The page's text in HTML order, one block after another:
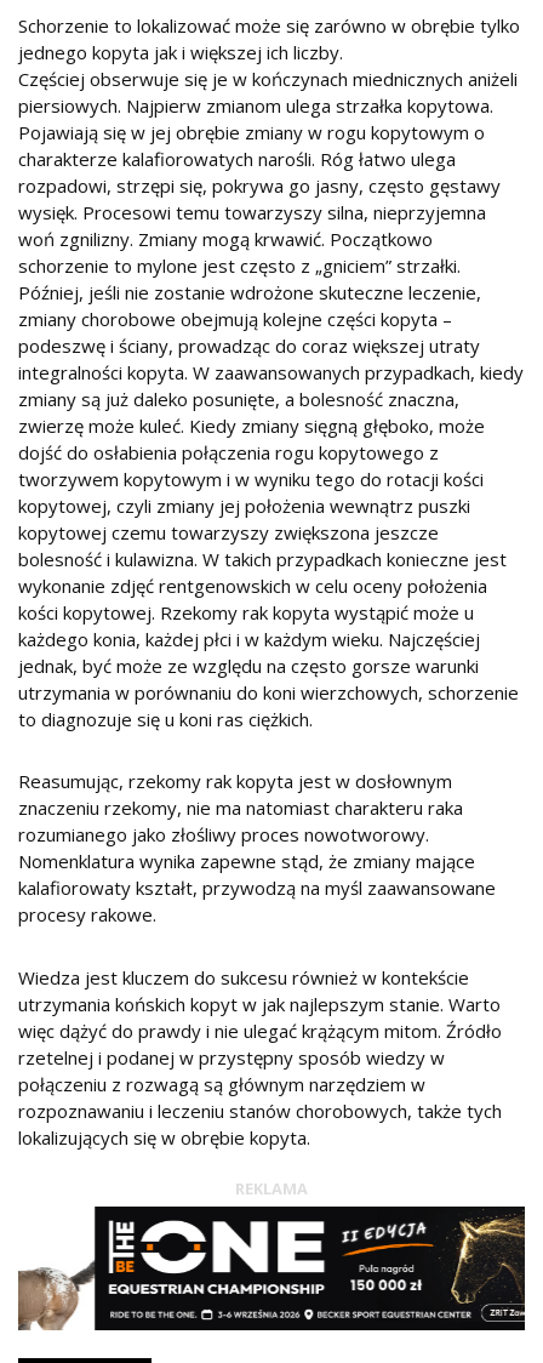
Schorzenie to lokalizować może się zarówno w obrębie tylko
jednego kopyta jak i większej ich liczby.
Częściej obserwuje się je w kończynach miednicznych aniżeli
piersiowych. Najpierw zmianom ulega strzałka kopytowa.
Pojawiają się w jej obrębie zmiany w rogu kopytowym o
charakterze kalafiorowatych narośli. Róg łatwo ulega
rozpadowi, strzępi się, pokrywa go jasny, często gęstawy
wysięk. Procesowi temu towarzyszy silna, nieprzyjemna
woń zgnilizny. Zmiany mogą krwawić. Początkowo
schorzenie to mylone jest często z „gniciem” strzałki.
Później, jeśli nie zostanie wdrożone skuteczne leczenie,
zmiany chorobowe obejmują kolejne części kopyta –
podeszwę i ściany, prowadząc do coraz większej utraty
integralności kopyta. W zaawansowanych przypadkach, kiedy
zmiany są już daleko posunięte, a bolesność znaczna,
zwierzę może kuleć. Kiedy zmiany sięgną głęboko, może
dojść do osłabienia połączenia rogu kopytowego z
tworzywem kopytowym i w wyniku tego do rotacji kości
kopytowej, czyli zmiany jej położenia wewnątrz puszki
kopytowej czemu towarzyszy zwiększona jeszcze
bolesność i kulawizna. W takich przypadkach konieczne jest
wykonanie zdjęć rentgenowskich w celu oceny położenia
kości kopytowej. Rzekomy rak kopyta wystąpić może u
każdego konia, każdej płci i w każdym wieku. Najczęściej
jednak, być może ze względu na często gorsze warunki
utrzymania w porównaniu do koni wierzchowych, schorzenie
to diagnozuje się u koni ras ciężkich.
Reasumując, rzekomy rak kopyta jest w dosłownym
znaczeniu rzekomy, nie ma natomiast charakteru raka
rozumianego jako złośliwy proces nowotworowy.
Nomenklatura wynika zapewne stąd, że zmiany mające
kalafiorowaty kształt, przywodzą na myśl zaawansowane
procesy rakowe.
Wiedza jest kluczem do sukcesu również w kontekście
utrzymania końskich kopyt w jak najlepszym stanie. Warto
więc dążyć do prawdy i nie ulegać krążącym mitom. Źródło
rzetelnej i podanej w przystępny sposób wiedzy w
połączeniu z rozwagą są głównym narzędziem w
rozpoznawaniu i leczeniu stanów chorobowych, także tych
lokalizujących się w obrębie kopyta.
REKLAMA